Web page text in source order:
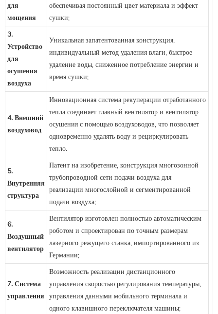
для
мощения
обеспечивая постоянный цвет материала и эффект
сушки;
3.
Устройство
для
осушения
воздуха
Уникальная запатентованная конструкция,
индивидуальный метод удаления влаги, быстрое
удаление воды, сниженное потребление энергии и
время сушки;
4. Внешний
воздуховод
Инновационная система рекуперации отработанного
тепла соединяет главный вентилятор и вентилятор
осушения с помощью воздуховодов, что позволяет
одновременно удалять воду и рециркулировать
тепло.
5.
Внутренняя
структура
Патент на изобретение, конструкция многозонной
трубопроводной сети подачи воздуха для
реализации многослойной и сегментированной
подачи воздуха;
6.
Воздушный
вентилятор
Вентилятор изготовлен полностью автоматическим
роботом и спроектирован по точным размерам
лазерного режущего станка, импортированного из
Германии;
7. Система
управления
Возможность реализации дистанционного
управления скоростью регулирования температуры,
управления данными мобильного терминала и
одного клавишного переключателя машины;